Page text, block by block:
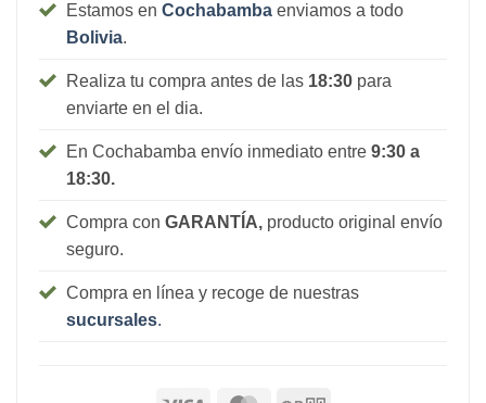
Estamos en Cochabamba enviamos a todo
Bolivia.
Realiza tu compra antes de las 18:30para
enviarte en el dia.
En Cochabamba envío inmediato entre 9:30 a
18:30.
Compra con GARANTÍA,producto original envío
seguro.
Compra en línea y recoge de nuestras
sucursales.